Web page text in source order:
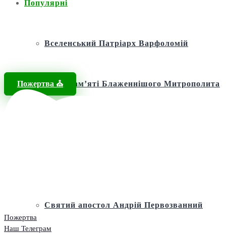
Популярні
Вселенський Патріарх Варфоломій
Фонд пам’яті Блаженнішого Митрополита
Святий апостол Андрій Первозванний
Пожертва ⛪️
Пожертва
Наш Телеграм